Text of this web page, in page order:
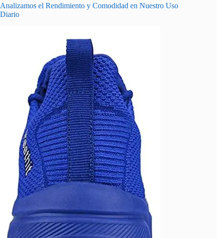
Analizamos el Rendimiento y Comodidad en Nuestro Uso
Diario